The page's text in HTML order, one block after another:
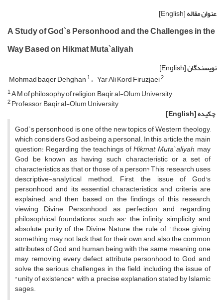
عنوان مقاله[English]
A Study of God`s Personhood and the Challenges in the
Way Based on Hikmat Muta`aliyah
نویسندگان[English]
Mohmad baqer Dehghan1 Yar Ali Kord Firuzjaei2
1A M of philosophy of religion, Baqir al-Olum University
2Professor, Baqir al-Olum University
چکیده[English]
God`s personhood is one of the new topics of Western theology,
which considers God as being a personal. In this article, the main
question: Regarding the teachings ofHikmat Muta`aliyah, may
God be known as having such characteristic or a set of
characteristics as that or those of a person? This research uses
descriptive-analytical method. First, the issue of God's
personhood and its essential characteristics and criteria are
explained, and then, based on the findings of this research,
viewing Divine Personhood as perfection and regarding
philosophical foundations such as: the infinity, simplicity, and
absolute purity of the Divine Nature, the rule of "those giving
something may not lack that for their own and also the common
attributes of God and human being with the same meaning, one
may, removing every defect, attribute personhood to God, and
solve the serious challenges in the field, including the issue of
"unity of existence", with a precise explanation stated by Islamic
sages.